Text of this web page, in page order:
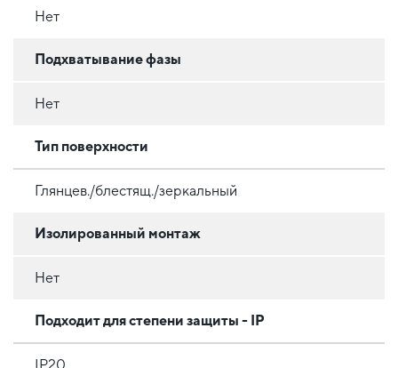
Нет
Подхватывание фазы
Нет
Тип поверхности
Глянцев./блестящ./зеркальный
Изолированный монтаж
Нет
Подходит для степени защиты - IP
IP20